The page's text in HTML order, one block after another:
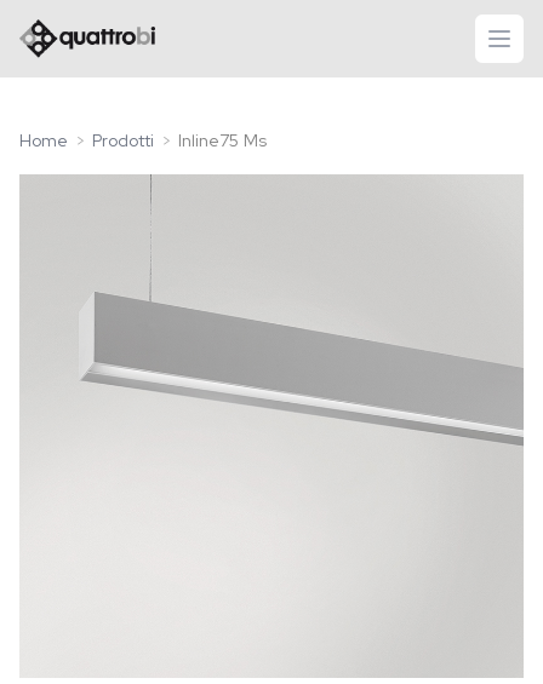
logo quattrobi
apri
Home Prodotti Inline75 Ms